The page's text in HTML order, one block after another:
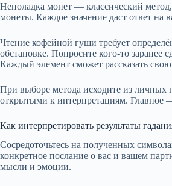
Неполадка монет — классический
монеты. Каждое значение даст ответ на
Чтение кофейной гущи требует
обстановке. Попросите кого-то заранее
Каждый элемент сможет рассказать
При выборе метода исходите из личных
открытыми к интерпретациям.
Как интерпретировать результаты
Сосредоточьтесь на полученных
конкретное послание о вас и вашем
мысли и эмоции.